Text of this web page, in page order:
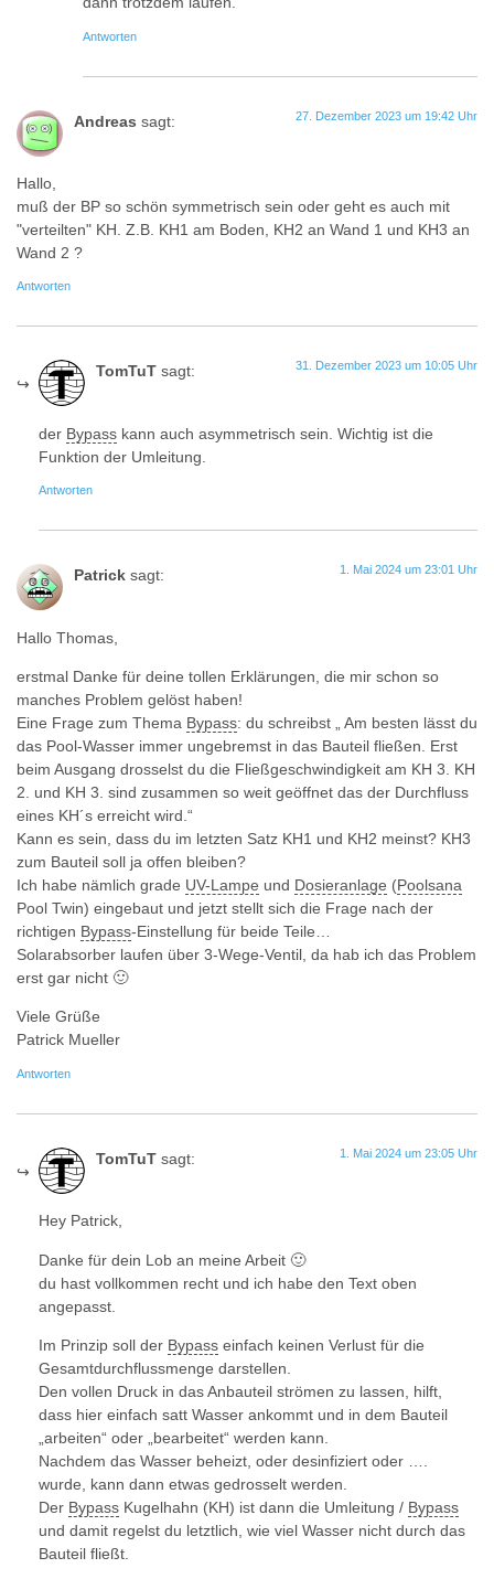
Antworten
Andreas sagt: 27. Dezember 2023 um 19:42 Uhr
Hallo,
muß der BP so schön symmetrisch sein oder geht es auch mit
"verteilten" KH. Z.B. KH1 am Boden, KH2 an Wand 1 und KH3 an
Wand 2 ?
Antworten
TomTuT sagt: 31. Dezember 2023 um 10:05 Uhr
der Bypass kann auch asymmetrisch sein. Wichtig ist die
Funktion der Umleitung.
Antworten
Patrick sagt: 1. Mai 2024 um 23:01 Uhr
Hallo Thomas,
erstmal Danke für deine tollen Erklärungen, die mir schon so
manches Problem gelöst haben!
Eine Frage zum Thema Bypass: du schreibst „ Am besten lässt du
das Pool-Wasser immer ungebremst in das Bauteil fließen. Erst
beim Ausgang drosselst du die Fließgeschwindigkeit am KH 3. KH
2. und KH 3. sind zusammen so weit geöffnet das der Durchfluss
eines KH´s erreicht wird.“
Kann es sein, dass du im letzten Satz KH1 und KH2 meinst? KH3
zum Bauteil soll ja offen bleiben?
Ich habe nämlich grade UV-Lampe und Dosieranlage (Poolsana
Pool Twin) eingebaut und jetzt stellt sich die Frage nach der
richtigen Bypass-Einstellung für beide Teile…
Solarabsorber laufen über 3-Wege-Ventil, da hab ich das Problem
erst gar nicht 🙂
Viele Grüße
Patrick Mueller
Antworten
TomTuT sagt: 1. Mai 2024 um 23:05 Uhr
Hey Patrick,
Danke für dein Lob an meine Arbeit 🙂
du hast vollkommen recht und ich habe den Text oben
angepasst.
Im Prinzip soll der Bypass einfach keinen Verlust für die
Gesamtdurchflussmenge darstellen.
Den vollen Druck in das Anbauteil strömen zu lassen, hilft,
dass hier einfach satt Wasser ankommt und in dem Bauteil
„arbeiten“ oder „bearbeitet“ werden kann.
Nachdem das Wasser beheizt, oder desinfiziert oder ….
wurde, kann dann etwas gedrosselt werden.
Der Bypass Kugelhahn (KH) ist dann die Umleitung / Bypass
und damit regelst du letztlich, wie viel Wasser nicht durch das
Bauteil fließt.